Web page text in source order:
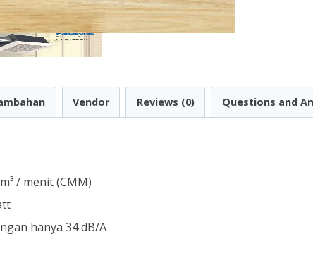
Vendor Reviews (0) Questions and
/ menit (CMM)
hanya 34 dB/A